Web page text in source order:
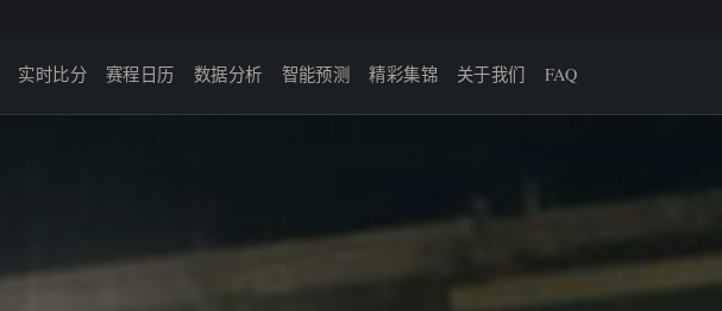
实时比分 赛程日历 数据分析 智能预测 精彩集锦 关于我们 FAQ